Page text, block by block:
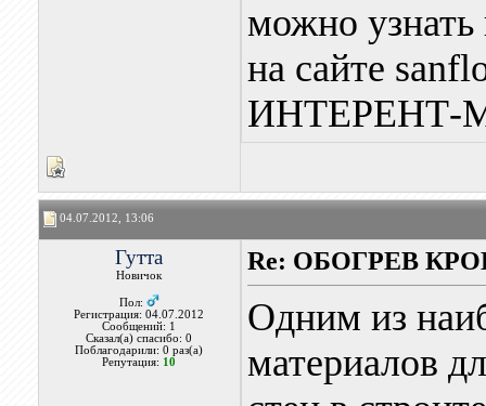
можно
на сайте
ИНТЕРЕНТ-
04.07.2012, 13:06
Гутта
Новичок
Пол:
Регистрация: 04.07.2012
Сообщений: 1
Сказал(а) спасибо: 0
Поблагодарили: 0 раз(а)
Репутация: 10
Re: ОБОГРЕВ
Одним из
материалов